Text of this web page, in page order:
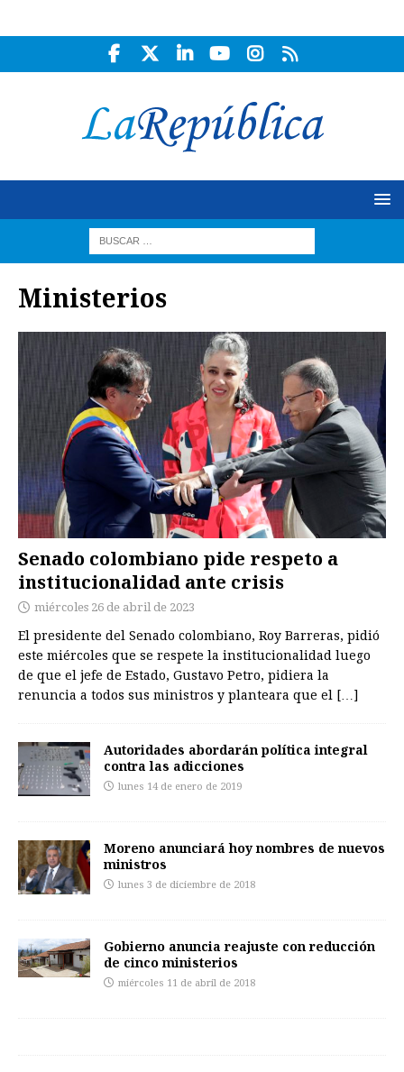
Ministerios
Senado colombiano pide respeto a
institucionalidad ante crisis
miércoles 26 de abril de 2023
El presidente del Senado colombiano, Roy Barreras, pidió
este miércoles que se respete la institucionalidad luego
de que el jefe de Estado, Gustavo Petro, pidiera la
renuncia a todos sus ministros y planteara que el […]
Autoridades abordarán política integral
contra las adicciones
lunes 14 de enero de 2019
Moreno anunciará hoy nombres de nuevos
ministros
lunes 3 de diciembre de 2018
Gobierno anuncia reajuste con reducción
de cinco ministerios
miércoles 11 de abril de 2018